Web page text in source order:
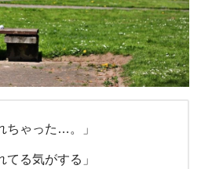
ちゃった…。」
てる気がする」